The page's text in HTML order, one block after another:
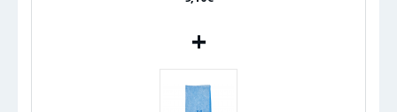
+